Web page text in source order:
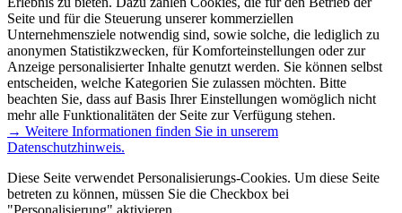
Seite und für die Steuerung unserer kommerziellen
Unternehmensziele notwendig sind, sowie solche, die lediglich zu
anonymen Statistikzwecken, für Komforteinstellungen oder zur
Anzeige personalisierter Inhalte genutzt werden. Sie können selbst
entscheiden, welche Kategorien Sie zulassen möchten. Bitte
beachten Sie, dass auf Basis Ihrer Einstellungen womöglich nicht
mehr alle Funktionalitäten der Seite zur Verfügung stehen.
→ Weitere Informationen finden Sie in unserem
Datenschutzhinweis.
Diese Seite verwendet Personalisierungs-Cookies. Um diese Seite
betreten zu können, müssen Sie die Checkbox bei
"Personalisierung" aktivieren.